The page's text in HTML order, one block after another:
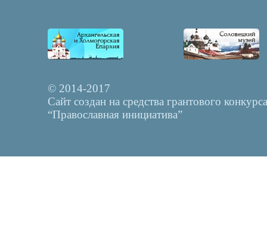
© 2014-2017
Сайт создан на средства грантового конкурса
“Православная инициатива”